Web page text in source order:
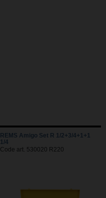
REMS Amigo Set R 1/2+3/4+1+1
1/4
Code art. 530020 R220